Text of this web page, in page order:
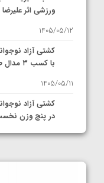
ورزشی اثر
1405/05/12
کشتی آزاد
با کسب ۳ مدال طلا، ۱ نقره و ۲ مدال برنز
1405/05/11
کشتی آزاد
در پنج وزن
1405/05/11